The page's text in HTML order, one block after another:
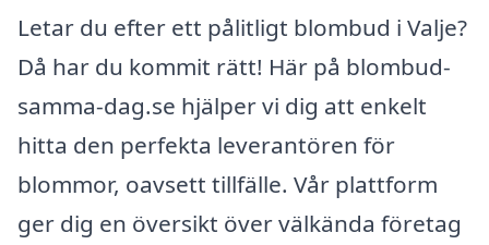
Letar du efter ett pålitligt blombud i Valje?
Då har du kommit rätt! Här på blombud-
samma-dag.se hjälper vi dig att enkelt
hitta den perfekta leverantören för
blommor, oavsett tillfälle. Vår plattform
ger dig en översikt över välkända företag